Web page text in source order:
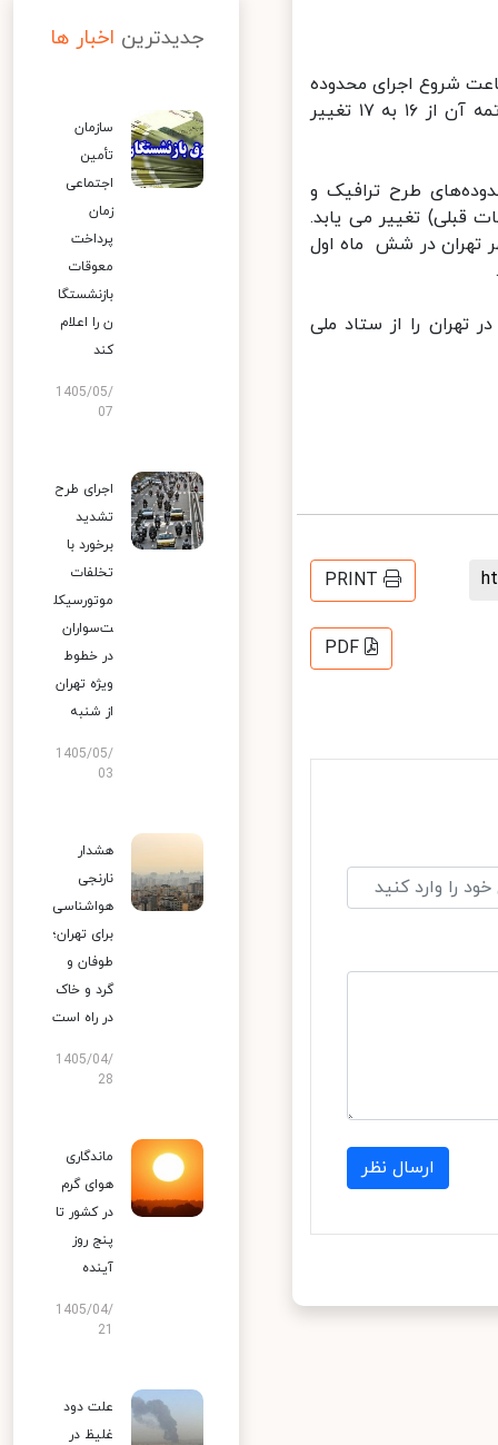
از بازگشایی دانشگاه ها و مدارس از تاریخ ۱۰ آبان ۱۴۰۰ ساعت شروع اجرای محدوده
های طرح ترافیک و کنترل آلودگی هوا ازساعت ۸:۳۰ به ۷:۳۰ و ساعت خاتمه آن از ۱۶ به ۱۷ تغییر
طرح ترافیک و
قبلی) تغییر می یابد.
تهران در شش ماه اول
را از ستاد ملی
PRINT
PDF
ارسال نظر
جدیدترین اخبار ها
سازمان
تأمین
اجتماعی
زمان
پرداخت
معوقات
بازنشستگا
ن را اعلام
کند
1405/05/
07
اجرای طرح
تشدید
برخورد با
تخلفات
موتورسیکل
ت‌سواران
در خطوط
ویژه تهران
از شنبه
1405/05/
03
هشدار
نارنجی
هواشناسی
برای تهران؛
طوفان و
گرد و خاک
در راه است
1405/04/
28
ماندگاری
هوای گرم
در کشور تا
پنج روز
آینده
1405/04/
علت دود
غلیظ در